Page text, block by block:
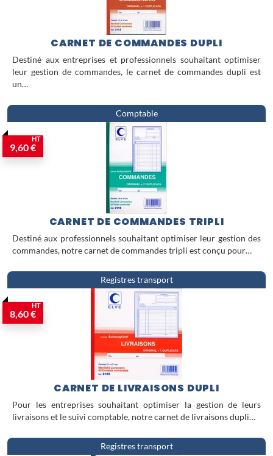
CARNET DE COMMANDES DUPLI
Destiné aux entreprises et professionnels souhaitant optimiser
leur gestion de commandes, le carnet de commandes dupli est
un…
Comptable
9,60 €
HT
CARNET DE COMMANDES TRIPLI
Destiné aux professionnels souhaitant optimiser leur gestion des
commandes, notre carnet de commandes tripli est conçu pour…
Registres transport
8,60 €
HT
CARNET DE LIVRAISONS DUPLI
Pour les entreprises souhaitant optimiser la gestion de leurs
livraisons et le suivi comptable, notre carnet de livraisons dupli…
Registres transport